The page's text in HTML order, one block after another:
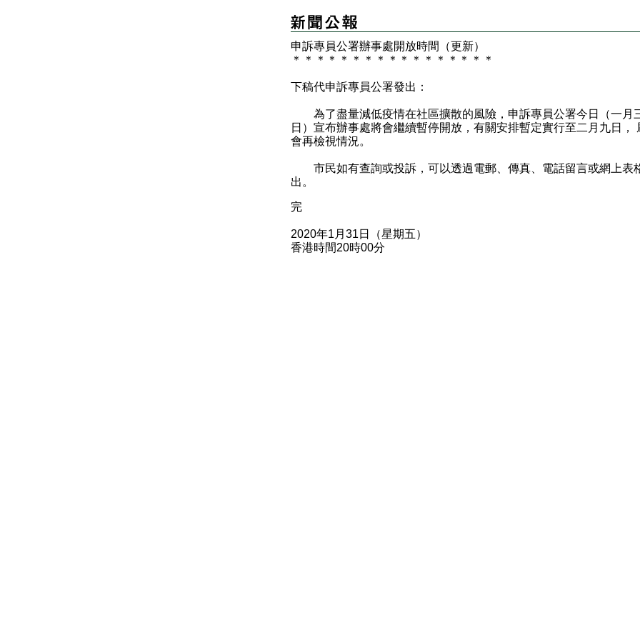
申訴專員公署辦事處開放時間（更新）
＊
＊ ＊ ＊ ＊ ＊ ＊ ＊ ＊ ＊ ＊ ＊ ＊ ＊ ＊ ＊ ＊
下稿代申訴專員公署發出：
為了盡量減低疫情在社區擴散的風險，申訴專員公署今日（一月
日）宣布辦事處將會繼續暫停開放，有關安排暫定實行至二月九日，
會再檢視情況。
市民如有查詢或投訴，可以透過電郵、傳真、電話留言或網上表
出。
完
2020年1月31日（星期五）
香港時間20時00分